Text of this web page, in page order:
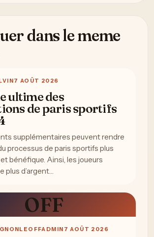
dans le meme
7 AOÛT 2026
ultime des
de paris sportifs
supplémentaires peuvent rendre
processus de paris sportifs plus
bénéfique. Ainsi, les joueurs
plus d’argent…
OFF
7 AOÛT 2026